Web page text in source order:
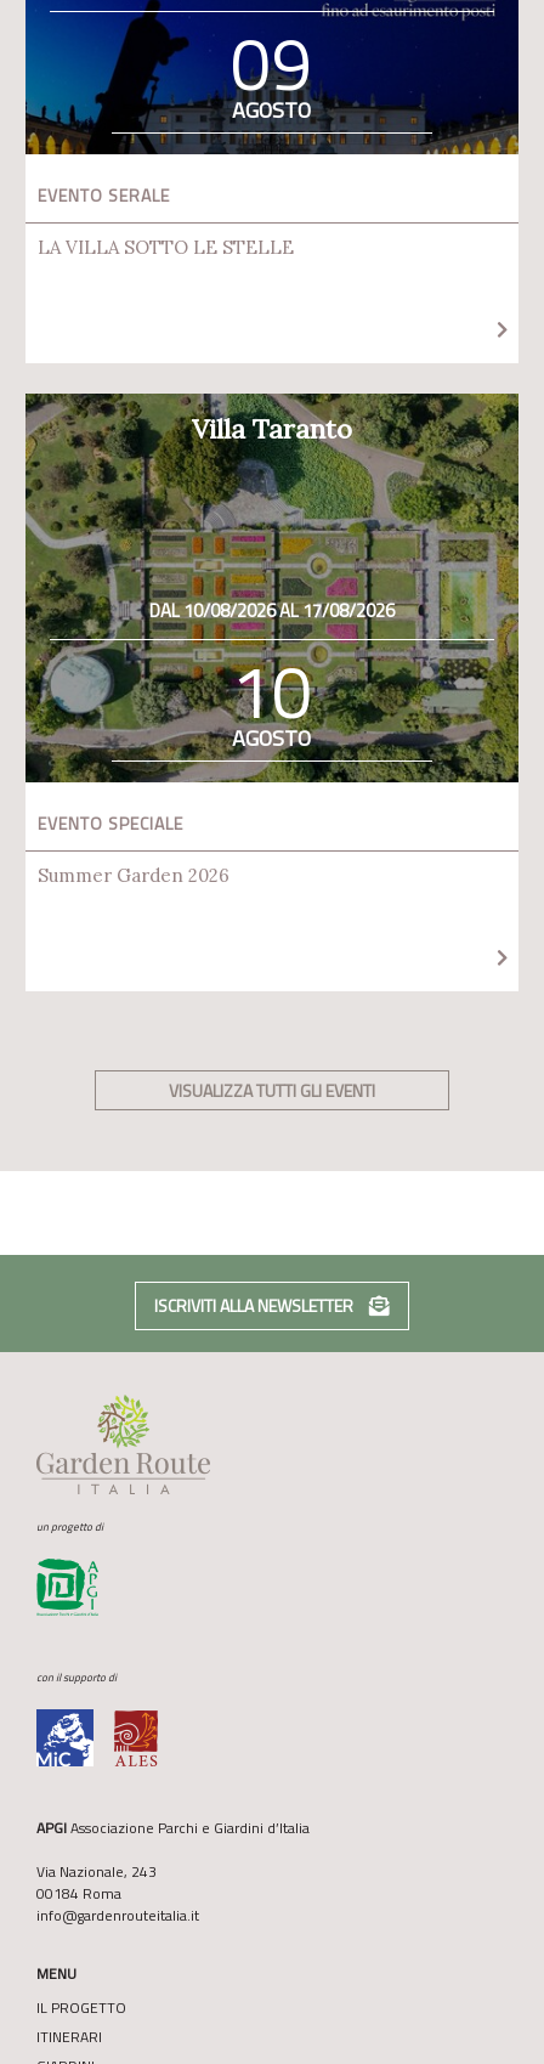
09
AGOSTO
EVENTO SERALE
LA VILLA SOTTO LE STELLE
Villa Taranto
DAL 10/08/2026 AL 17/08/2026
10
AGOSTO
EVENTO SPECIALE
Summer Garden 2026
VISUALIZZA TUTTI GLI EVENTI
ISCRIVITI ALLA NEWSLETTER
un progetto di
con il supporto di
APGIAssociazione Parchi e Giardini d’Italia
Via Nazionale, 243
00184 Roma
info@gardenrouteitalia.it
MENU
IL PROGETTO
ITINERARI